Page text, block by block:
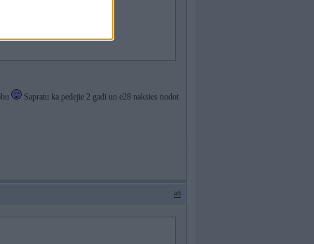
Sapratu ka pedejie 2 gadi un e28 naksies nodot
#9